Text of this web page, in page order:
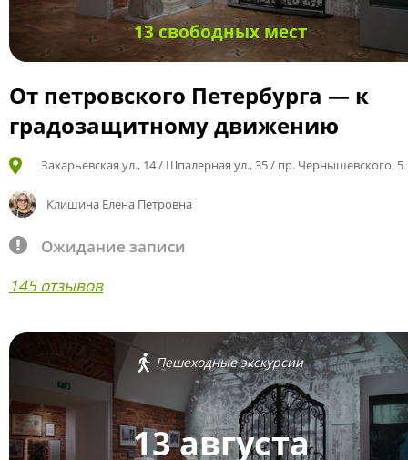
13 свободных мест
От петровского Петербурга — к
градозащитному движению
Захарьевская ул., 14 / Шпалерная ул., 35 / пр. Чернышевского, 5
Клишина Елена Петровна
Ожидание записи
145 отзывов
Пешеходные экскурсии
13 августа